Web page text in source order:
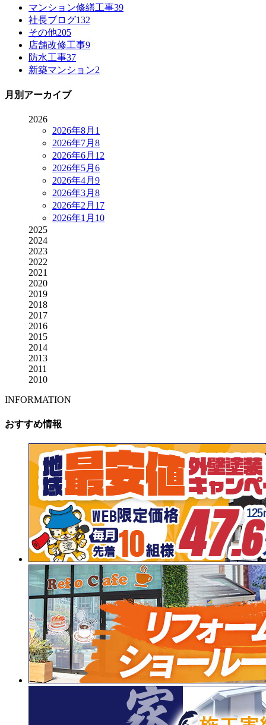
マンション修繕工事39
社長ブログ132
その他205
店舗改修工事9
防水工事37
新築マンション2
月別アーカイブ
2026
2026年8月 1
2026年7月 8
2026年6月 12
2026年5月 6
2026年4月 9
2026年3月 8
2026年2月 17
2026年1月 10
2025
2024
2023
2022
2021
2020
2019
2018
2017
2016
2015
2014
2013
2011
2010
INFORMATION
おすすめ情報